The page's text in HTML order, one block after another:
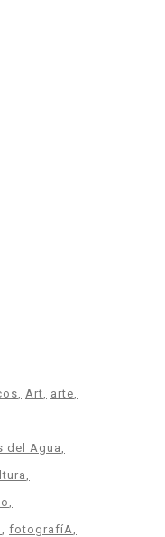
Art
arte
del Agua
fotografíA